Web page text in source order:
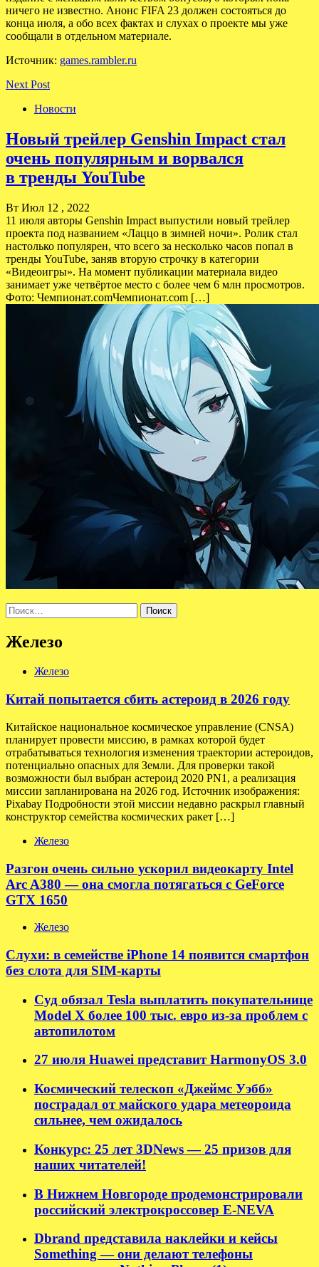
ничего не известно. Анонс FIFA 23 должен состояться до
конца июля, а обо всех фактах и слухах о проекте мы уже
сообщали в отдельном материале.
Источник: games.rambler.ru
Next Post
Новости
Новый трейлер Genshin Impact стал
очень популярным и ворвался
в тренды YouTube
Вт Июл 12 , 2022
11 июля авторы Genshin Impact выпустили новый трейлер
проекта под названием «Лаццо в зимней ночи». Ролик стал
настолько популярен, что всего за несколько часов попал в
тренды YouTube, заняв вторую строчку в категории
«Видеоигры». На момент публикации материала видео
занимает уже четвёртое место с более чем 6 млн просмотров.
Фото: Чемпионат.comЧемпионат.com […]
Найти:
Железо
Железо
Китай попытается сбить астероид в 2026 году
Китайское национальное космическое управление (CNSA)
планирует провести миссию, в рамках которой будет
отрабатываться технология изменения траектории астероидов,
потенциально опасных для Земли. Для проверки такой
возможности был выбран астероид 2020 PN1, а реализация
миссии запланирована на 2026 год. Источник изображения:
Pixabay Подробности этой миссии недавно раскрыл главный
конструктор семейства космических ракет […]
Железо
Разгон очень сильно ускорил видеокарту Intel
Arc A380 — она смогла потягаться с GeForce
GTX 1650
Железо
Слухи: в семействе iPhone 14 появится смартфон
без слота для SIM-карты
Суд обязал Tesla выплатить покупательнице
Model X более 100 тыс. евро из-за проблем с
автопилотом
27 июля Huawei представит HarmonyOS 3.0
Космический телескоп «Джеймс Уэбб»
пострадал от майского удара метеороида
сильнее, чем ожидалось
Конкурс: 25 лет 3DNews — 25 призов для
наших читателей!
В Нижнем Новгороде продемонстрировали
российский электрокроссовер E-NEVA
Dbrand представила наклейки и кейсы
Something — они делают телефоны